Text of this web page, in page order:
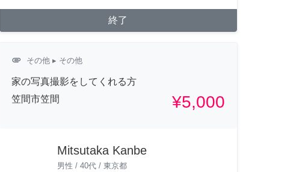
終了
attachment その他▸ その他
家の写真撮影をしてくれる方
笠間市笠間
¥5,000
Mitsutaka Kanbe
男性 / 40代/ 東京都